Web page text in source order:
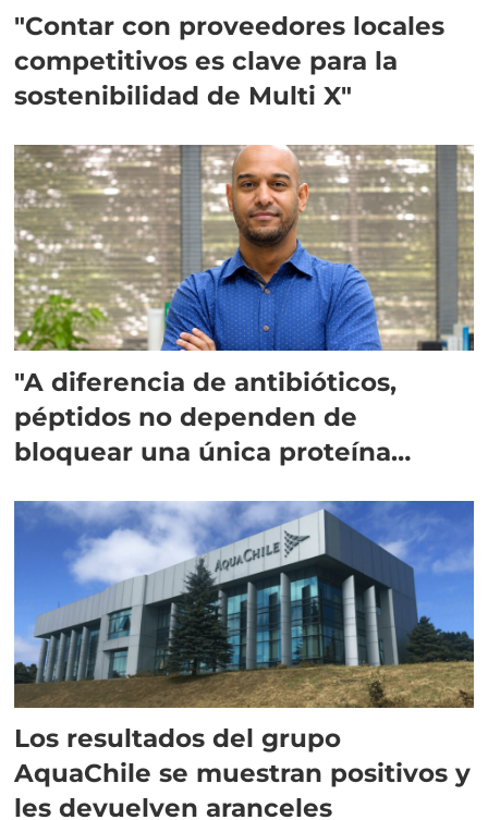
"Contar con proveedores locales
competitivos es clave para la
sostenibilidad de Multi X"
"A diferencia de antibióticos,
péptidos no dependen de
bloquear una única proteína
Los resultados del grupo
AquaChile se muestran positivos y
les devuelven aranceles